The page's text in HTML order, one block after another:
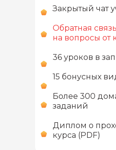
Закрытый чат
Обратная
на вопросы от
36 уроков в
15 бонусных
Более 300
заданий
Диплом о
курса (PDF)